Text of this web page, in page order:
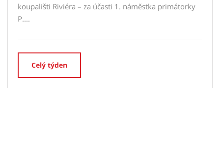
koupališti Riviéra – za účasti 1. náměstka primátorky
P....
Celý týden